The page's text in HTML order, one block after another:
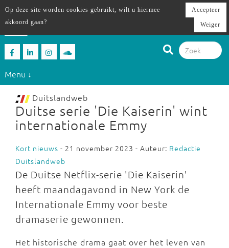
Menu ↓
Duitslandweb
Duitse serie 'Die Kaiserin' wint
internationale Emmy
Kort nieuws - 21 november 2023 - Auteur: Redactie
Duitslandweb
De Duitse Netflix-serie 'Die Kaiserin'
heeft maandagavond in New York de
Internationale Emmy voor beste
dramaserie gewonnen.
Het historische drama gaat over het leven van
Op deze site worden cookies gebruikt, wilt u hiermee
akkoord gaan?
Accepteer
Weiger